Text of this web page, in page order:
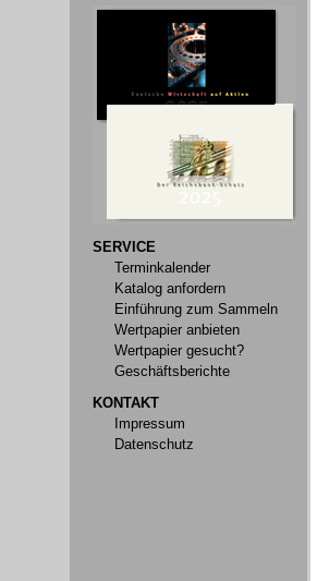
SERVICE
Terminkalender
Katalog anfordern
Einführung zum Sammeln
Wertpapier anbieten
Wertpapier gesucht?
Geschäftsberichte
KONTAKT
Impressum
Datenschutz